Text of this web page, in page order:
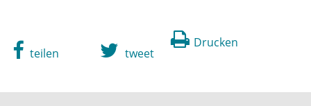
Drucken
teilen tweet